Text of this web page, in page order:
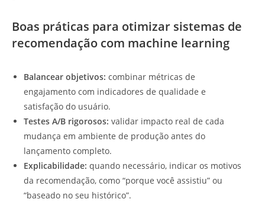
Boas práticas para otimizar sistemas de
recomendação com machine learning
Balancear objetivos: combinar métricas de
engajamento com indicadores de qualidade e
satisfação do usuário.
Testes A/B rigorosos: validar impacto real de cada
mudança em ambiente de produção antes do
lançamento completo.
Explicabilidade: quando necessário, indicar os motivos
da recomendação, como “porque você assistiu” ou
“baseado no seu histórico”.